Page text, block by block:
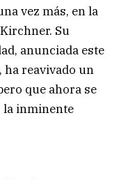
vez más, en la
Su
anunciada este
ha reavivado un
que ahora se
la inminente